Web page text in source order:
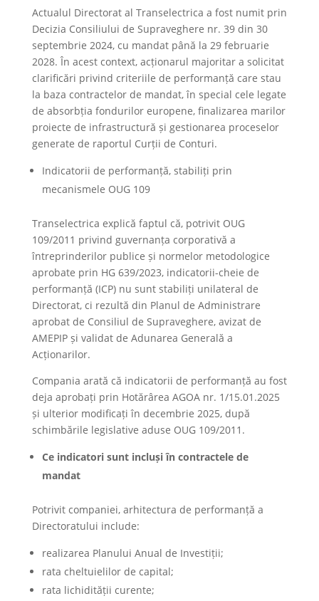
Actualul Directorat al Transelectrica a fost numit prin
Decizia Consiliului de Supraveghere nr. 39 din 30
septembrie 2024, cu mandat până la 29 februarie
2028. În acest context, acționarul majoritar a solicitat
clarificări privind criteriile de performanță care stau
la baza contractelor de mandat, în special cele legate
de absorbția fondurilor europene, finalizarea marilor
proiecte de infrastructură și gestionarea proceselor
generate de raportul Curții de Conturi.
Indicatorii de performanță, stabiliți prin
mecanismele OUG 109
Transelectrica explică faptul că, potrivit OUG
109/2011 privind guvernanța corporativă a
întreprinderilor publice și normelor metodologice
aprobate prin HG 639/2023, indicatorii-cheie de
performanță (ICP) nu sunt stabiliți unilateral de
Directorat, ci rezultă din Planul de Administrare
aprobat de Consiliul de Supraveghere, avizat de
AMEPIP și validat de Adunarea Generală a
Acționarilor.
Compania arată că indicatorii de performanță au fost
deja aprobați prin Hotărârea AGOA nr. 1/15.01.2025
și ulterior modificați în decembrie 2025, după
schimbările legislative aduse OUG 109/2011.
Ce indicatori sunt incluși în contractele de
mandat
Potrivit companiei, arhitectura de performanță a
Directoratului include:
realizarea Planului Anual de Investiții;
rata cheltuielilor de capital;
rata lichidității curente;